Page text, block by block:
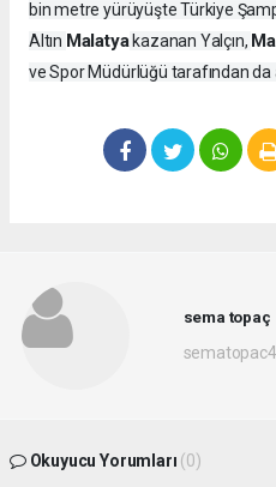
bin metre yürüyüşte Türkiye
Altın Malatyakazanan Yalçın,
ve Spor Müdürlüğü tarafından da
sema topaç
Okuyucu Yorumları (0)